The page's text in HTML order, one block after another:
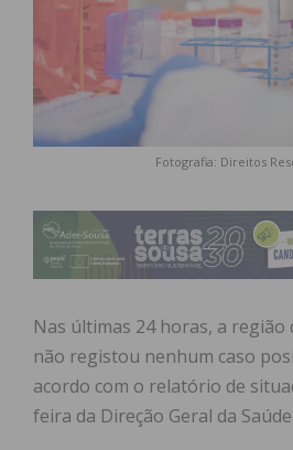
Fotografia: Direitos
Nas últimas 24 horas, a região
não registou nenhum caso
acordo com o relatório de
feira da Direção Geral da Saúde